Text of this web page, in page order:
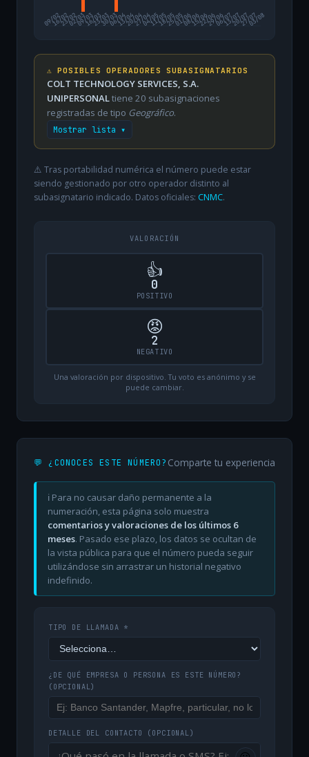
09/02
16/0223/0202/0309/0316/0323/0330/0306/0413/0420/0427/0404/0511/0518/0525/0501/0608/0615/0622/0629/0606/0713/0720/0727/07
03/08
⚠️ POSIBLES OPERADORES SUBASIGNATARIOS
COLT TECHNOLOGY SERVICES, S.A.
UNIPERSONALtiene 20 subasignaciones
registradas de tipo Geográfico.
Mostrar lista ▾
⚠️ Tras portabilidad numérica el número puede estar
siendo gestionado por otro operador distinto al
subasignatario indicado. Datos oficiales: CNMC.
VALORACIÓN
👍
0
POSITIVO
😡
2
NEGATIVO
Una valoración por dispositivo. Tu voto es anónimo y se
puede cambiar.
💬 ¿CONOCES ESTE NÚMERO? Comparte tu experiencia
ℹ️ Para no causar daño permanente a la
numeración, esta página solo muestra
comentarios y valoraciones de los últimos 6
meses. Pasado ese plazo, los datos se ocultan de
la vista pública para que el número pueda seguir
utilizándose sin arrastrar un historial negativo
indefinido.
TIPO DE LLAMADA *
¿DE QUÉ EMPRESA O PERSONA ES ESTE NÚMERO?
(OPCIONAL)
DETALLE DEL CONTACTO (OPCIONAL)